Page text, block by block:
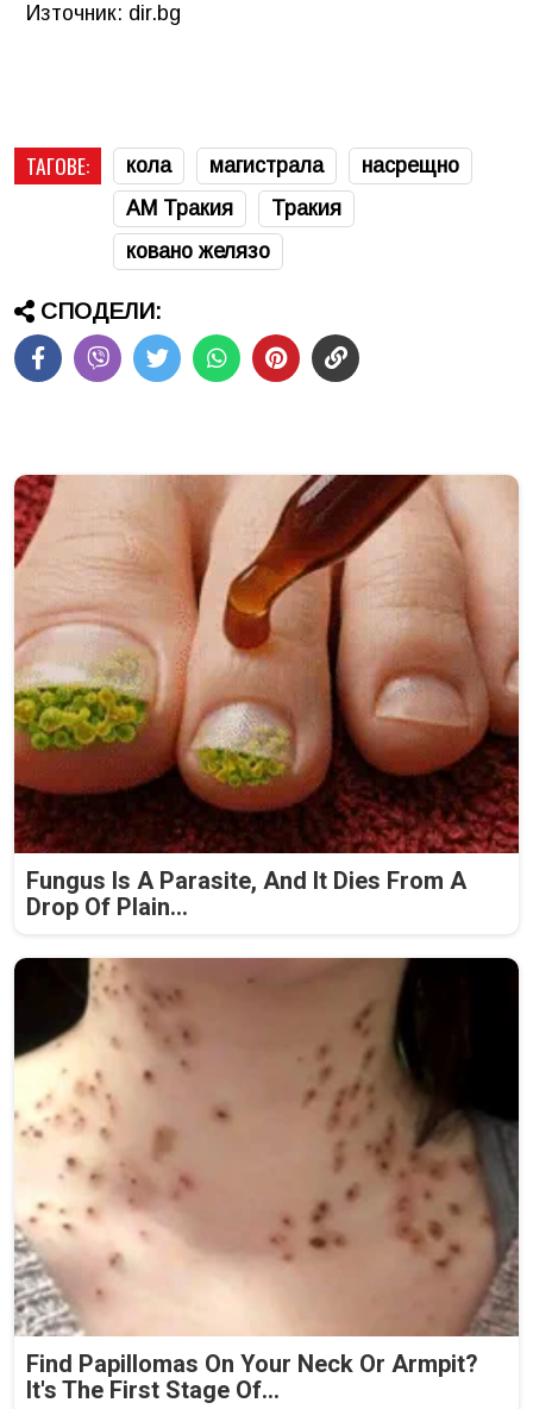
Източник: dir.bg
ТАГОВЕ: кола магистрала
насрещно
АМ Тракия
Тракия
ковано желязо
СПОДЕЛИ:
Fungus Is A Parasite, And It Dies From A
Drop Of Plain...
Find Papillomas On Your Neck Or Armpit?
It's The First Stage Of...